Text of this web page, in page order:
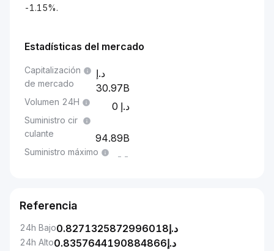
-1.15%.
Estadísticas del mercado
Capitalización
de mercado
30.97B
Volumen 24H 0
Suministro cir
culante
94.89B
Suministro máximo --
Referencia
24h Bajo د.إ0.8271325872996018
24h Alto د.إ0.8357644190884866